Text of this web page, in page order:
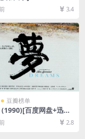
百度网盘+夸克网
超清未删减][MP
中英字幕]
3.4
豆瓣榜单
百度网盘+迅雷
源1080P超清][MP4/7
字幕]
2.8